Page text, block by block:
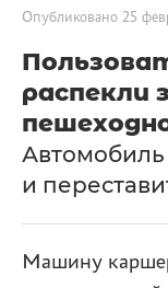
Опубликовано 25
распекли
и
Машину